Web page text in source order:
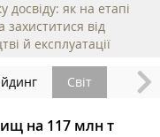
досвіду: як на етапі
захиститися від
й експлуатації
Світ
на 117 млн т